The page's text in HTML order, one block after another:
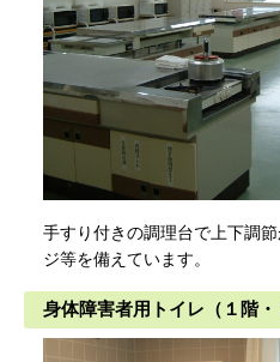
手すり付きの調理台で上下調
ジ等を備えています。
身体障害者用トイレ（１階・